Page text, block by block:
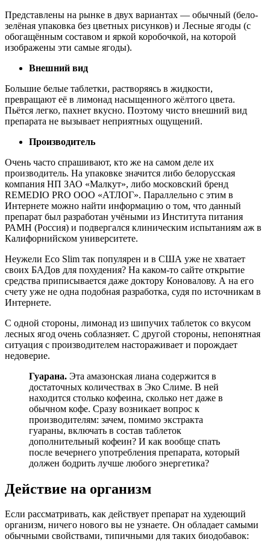
Представлены на рынке в двух вариантах — обычный (бело-
зелёная упаковка без цветных рисунков) и Лесные ягоды (с
обогащённым составом и яркой коробочкой, на которой
изображены эти самые ягоды).
Внешний вид
Большие белые таблетки, растворяясь в жидкости,
превращают её в лимонад насыщенного жёлтого цвета.
Пьётся легко, пахнет вкусно. Поэтому чисто внешний вид
препарата не вызывает неприятных ощущений.
Производитель
Очень часто спрашивают, кто же на самом деле их
производитель. На упаковке значится либо белорусская
компания НП ЗАО «Малкут», либо московский бренд
REMEDIO PRO ООО «АТЛОГ». Параллельно с этим в
Интернете можно найти информацию о том, что данный
препарат был разработан учёными из Института питания
РАМН (Россия) и подвергался клиническим испытаниям аж в
Калифорнийском университете.
Неужели Eco Slim так популярен и в США уже не хватает
своих БАДов для похудения? На каком-то сайте открытие
средства приписывается даже доктору Коновалову. А на его
счету уже не одна подобная разработка, судя по источникам в
Интернете.
С одной стороны, лимонад из шипучих таблеток со вкусом
лесных ягод очень соблазняет. С другой стороны, непонятная
ситуация с производителем настораживает и порождает
недоверие.
Гуарана. Эта амазонская лиана содержится в
достаточных количествах в Эко Слиме. В ней
находится столько кофеина, сколько нет даже в
обычном кофе. Сразу возникает вопрос к
производителям: зачем, помимо экстракта
гуараны, включать в состав таблеток
дополнительный кофеин? И как вообще спать
после вечернего употребления препарата, который
должен бодрить лучше любого энергетика?
Действие на организм
Если рассматривать, как действует препарат на худеющий
организм, ничего нового вы не узнаете. Он обладает самыми
обычными свойствами, типичными для таких биодобавок: